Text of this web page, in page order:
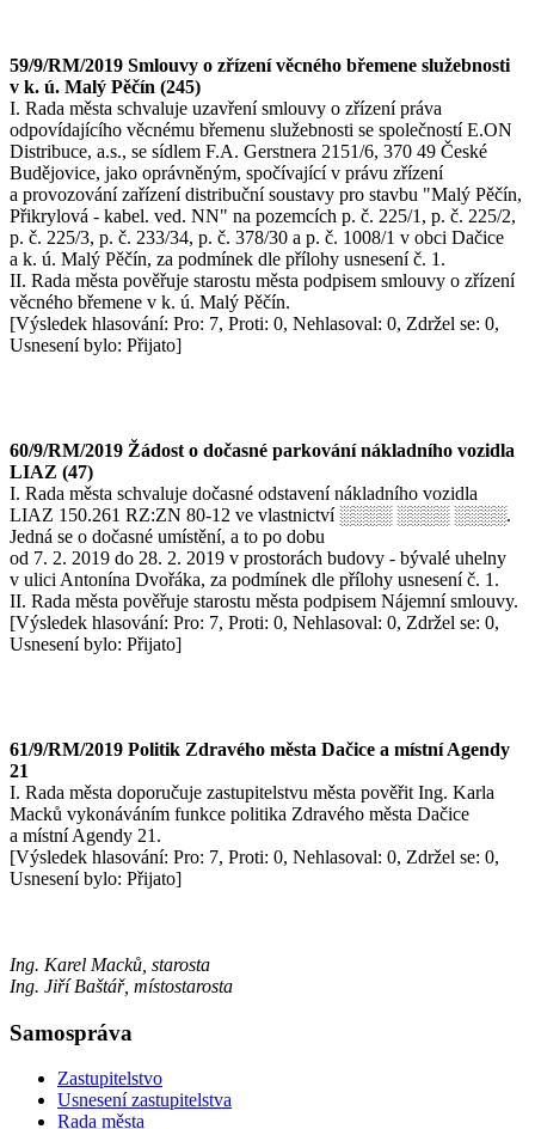
59/9/RM/2019 Smlouvy o zřízení věcného břemene služebnosti
v k. ú. Malý Pěčín (245)
I. Rada města schvaluje uzavření smlouvy o zřízení práva
odpovídajícího věcnému břemenu služebnosti se společností E.ON
Distribuce, a.s., se sídlem F.A. Gerstnera 2151/6, 370 49 České
Budějovice, jako oprávněným, spočívající v právu zřízení
a provozování zařízení distribuční soustavy pro stavbu "Malý Pěčín,
Přikrylová - kabel. ved. NN" na pozemcích p. č. 225/1, p. č. 225/2,
p. č. 225/3, p. č. 233/34, p. č. 378/30 a p. č. 1008/1 v obci Dačice
a k. ú. Malý Pěčín, za podmínek dle přílohy usnesení č. 1.
II. Rada města pověřuje starostu města podpisem smlouvy o zřízení
věcného břemene v k. ú. Malý Pěčín.
[Výsledek hlasování: Pro: 7, Proti: 0, Nehlasoval: 0, Zdržel se: 0,
Usnesení bylo: Přijato]
60/9/RM/2019 Žádost o dočasné parkování nákladního vozidla
LIAZ (47)
I. Rada města schvaluje dočasné odstavení nákladního vozidla
LIAZ 150.261 RZ:ZN 80-12 ve vlastnictví ░░░░ ░░░░ ░░░░.
Jedná se o dočasné umístění, a to po dobu
od 7. 2. 2019 do 28. 2. 2019 v prostorách budovy - bývalé uhelny
v ulici Antonína Dvořáka, za podmínek dle přílohy usnesení č. 1.
II. Rada města pověřuje starostu města podpisem Nájemní smlouvy.
[Výsledek hlasování: Pro: 7, Proti: 0, Nehlasoval: 0, Zdržel se: 0,
Usnesení bylo: Přijato]
61/9/RM/2019 Politik Zdravého města Dačice a místní Agendy
21
I. Rada města doporučuje zastupitelstvu města pověřit Ing. Karla
Macků vykonáváním funkce politika Zdravého města Dačice
a místní Agendy 21.
[Výsledek hlasování: Pro: 7, Proti: 0, Nehlasoval: 0, Zdržel se: 0,
Usnesení bylo: Přijato]
Ing. Karel Macků, starosta
Ing. Jiří Baštář, místostarosta
Samospráva
Zastupitelstvo
Usnesení zastupitelstva
Rada města